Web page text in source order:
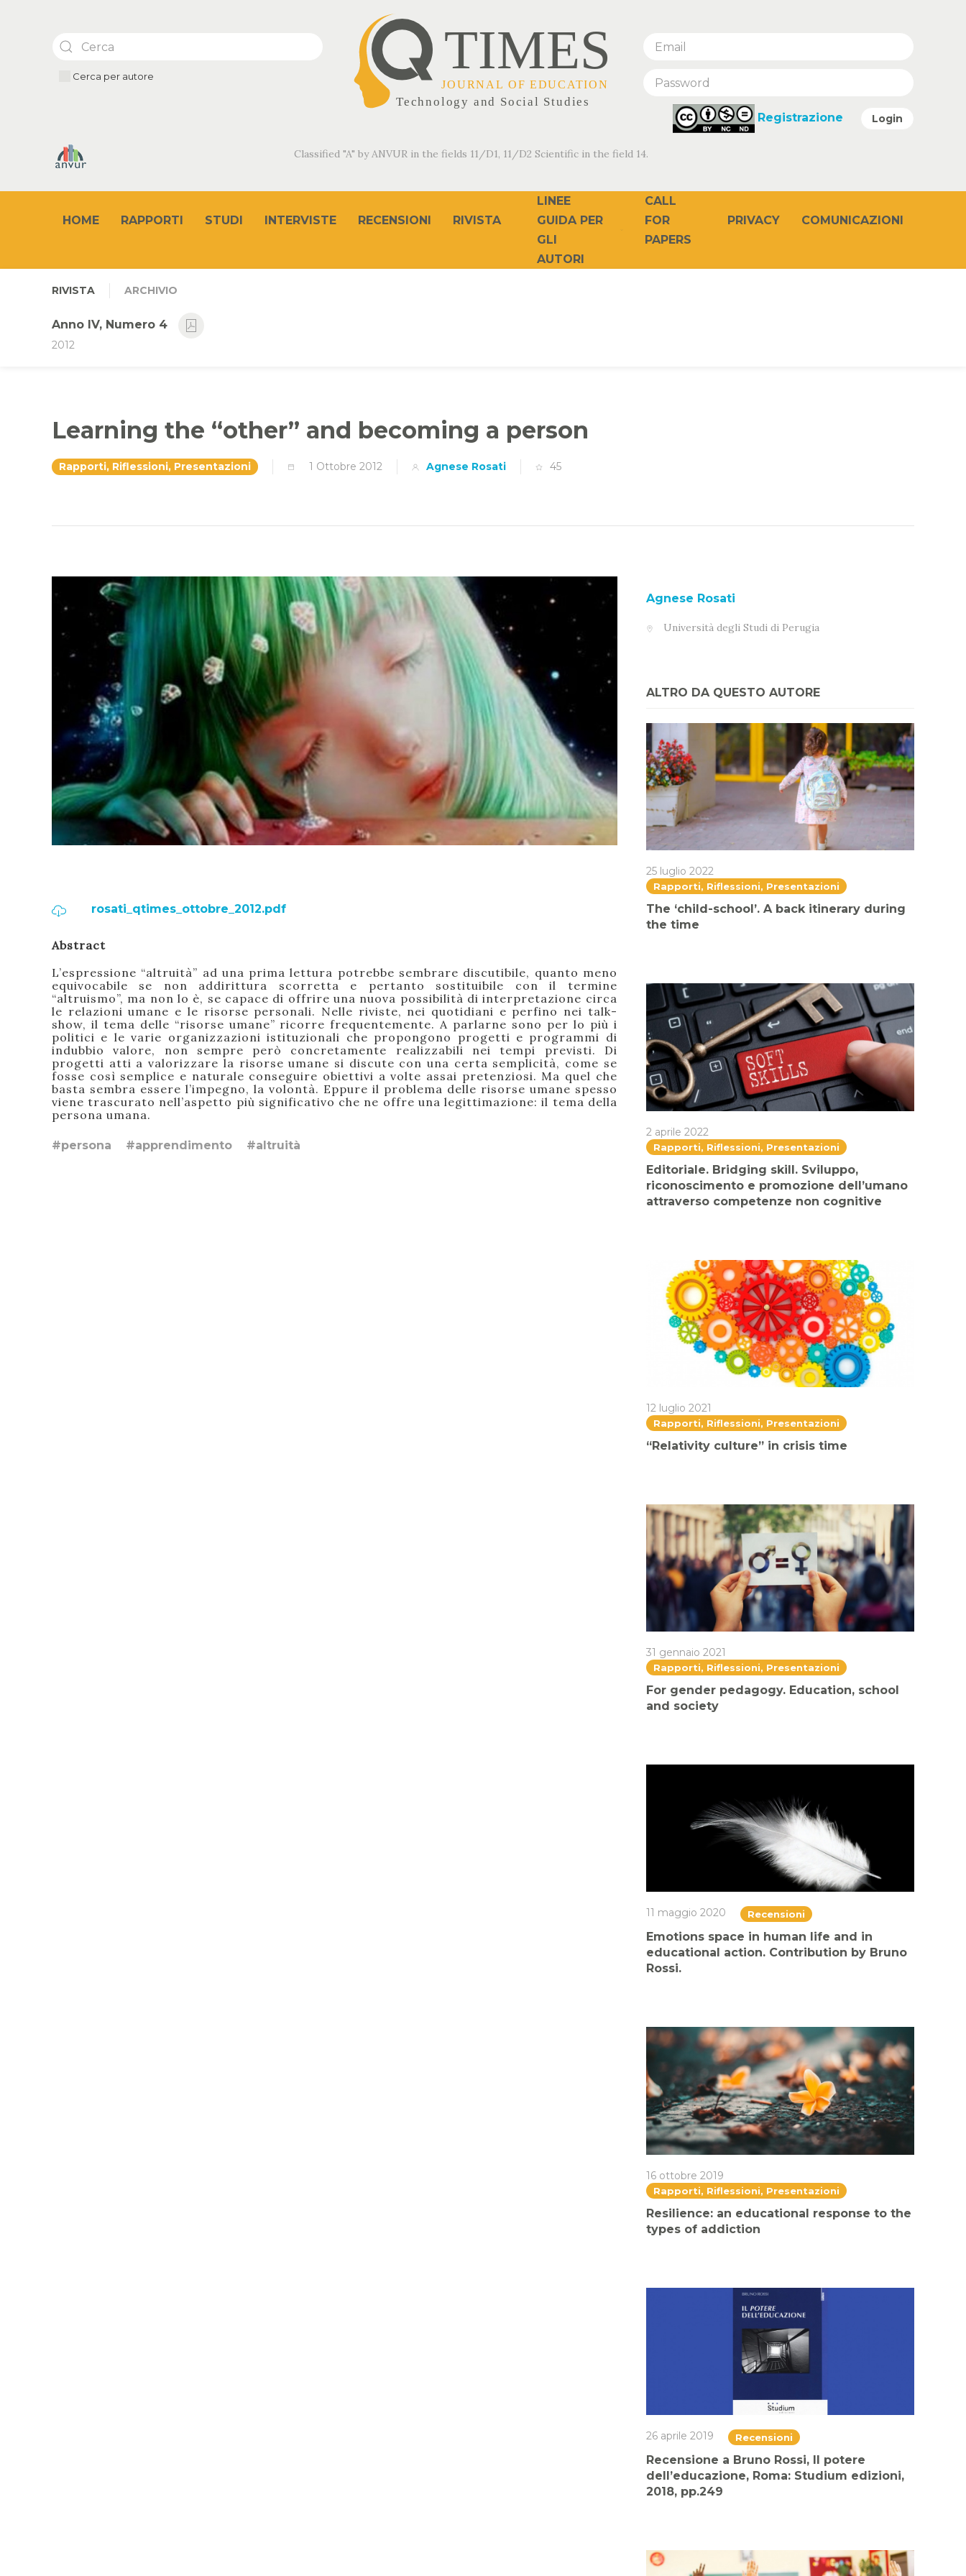
Cerca per autore
Registrazione Login
Classified "A" by ANVUR in the fields 11/D1, 11/D2 Scientific in the field 14.
HOME RAPPORTI STUDI INTERVISTE RECENSIONI RIVISTA
LINEE
GUIDA PER
GLI
AUTORI
CALL
FOR
PAPERS
PRIVACY COMUNICAZIONI
RIVISTA ARCHIVIO
Anno IV, Numero 4
2012
Learning the “other” and becoming a person
Rapporti, Riflessioni, Presentazioni 1 Ottobre 2012 Agnese Rosati 45
rosati_qtimes_ottobre_2012.pdf
Abstract
L’espressione “altruità” ad una prima lettura potrebbe sembrare discutibile, quanto meno
equivocabile se non addirittura scorretta e pertanto sostituibile con il termine
“altruismo”, ma non lo è, se capace di offrire una nuova possibilità di interpretazione circa
le relazioni umane e le risorse personali. Nelle riviste, nei quotidiani e perfino nei talk-
show, il tema delle “risorse umane” ricorre frequentemente. A parlarne sono per lo più i
politici e le varie organizzazioni istituzionali che propongono progetti e programmi di
indubbio valore, non sempre però concretamente realizzabili nei tempi previsti. Di
progetti atti a valorizzare la risorse umane si discute con una certa semplicità, come se
fosse così semplice e naturale conseguire obiettivi a volte assai pretenziosi. Ma quel che
basta sembra essere l’impegno, la volontà. Eppure il problema delle risorse umane spesso
viene trascurato nell’aspetto più significativo che ne offre una legittimazione: il tema della
persona umana.
#persona #apprendimento #altruità
Agnese Rosati
Università degli Studi di Perugia
ALTRO DA QUESTO AUTORE
25 luglio 2022
Rapporti, Riflessioni, Presentazioni
The ‘child-school’. A back itinerary during
the time
2 aprile 2022
Rapporti, Riflessioni, Presentazioni
Editoriale. Bridging skill. Sviluppo,
riconoscimento e promozione dell’umano
attraverso competenze non cognitive
12 luglio 2021
Rapporti, Riflessioni, Presentazioni
“Relativity culture” in crisis time
31 gennaio 2021
Rapporti, Riflessioni, Presentazioni
For gender pedagogy. Education, school
and society
11 maggio 2020 Recensioni
Emotions space in human life and in
educational action. Contribution by Bruno
Rossi.
16 ottobre 2019
Rapporti, Riflessioni, Presentazioni
Resilience: an educational response to the
types of addiction
26 aprile 2019 Recensioni
Recensione a Bruno Rossi, Il potere
dell’educazione, Roma: Studium edizioni,
2018, pp.249